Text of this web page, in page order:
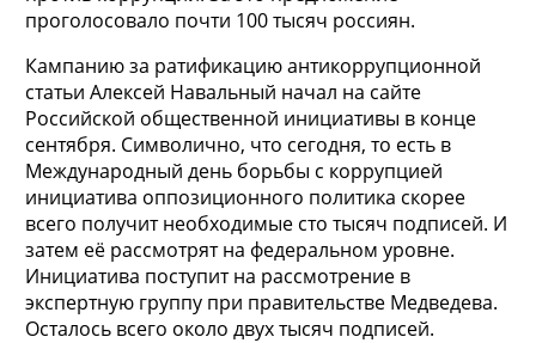
проголосовало почти 100 тысяч россиян.
Кампанию за ратификациюантикоррупционной
статьи Алексей Навальный начал на сайте
Российской общественной инициативы в конце
сентября. Символично, что сегодня, то есть в
Международный день борьбы с коррупцией
инициатива оппозиционного политика скорее
всего получит необходимые сто тысяч подписей. И
затем её рассмотрят на федеральном уровне.
Инициатива поступит на рассмотрение в
экспертную группу при правительстве Медведева.
Осталось всего около двух тысяч подписей.